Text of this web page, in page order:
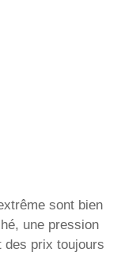
sont bien
une pression
des prix toujours